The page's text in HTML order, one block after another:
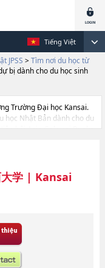
Tiếng Việt
JPSS > Tìm nơi du học từ
bị dành cho du học sinh
Trường Đại học Kansai.
học Nhật Bản dành cho du
hội Asia Gakusei Bunka
Health and Well-
như thông tin chi tiết
tin du học liên quan
này.Ngoài ra còn có
học, trường đại học
学| Kansai